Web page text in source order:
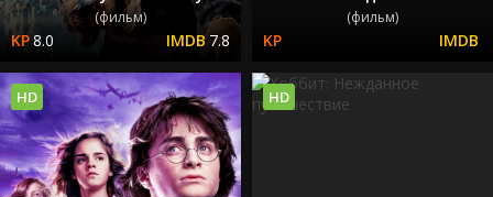
(фильм)
8.0 7.8
(фильм)
HD HD